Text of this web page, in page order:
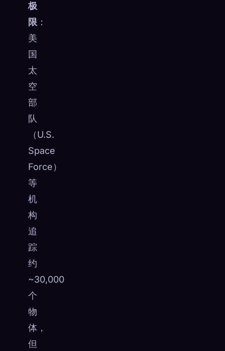
极
限 ：
美
国
太
空
部
队
（U.S.
Space
Force）
等
机
构
追
踪
约
~30,000
个
物
体，
但